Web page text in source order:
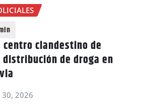
centro clandestino de
de droga en
30, 2026